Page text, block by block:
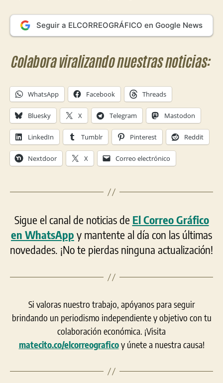
Seguir a ELCORREOGRÁFICO en Google News
Colabora viralizando nuestras noticias:
WhatsApp Facebook Threads
Bluesky X Telegram Mastodon
LinkedIn Tumblr Pinterest Reddit
Nextdoor X Correo electrónico
Sigue el canal de noticias de El Correo Gráfico
en WhatsApp y mantente al día con las últimas
novedades. ¡No te pierdas ninguna actualización!
Si valoras nuestro trabajo, apóyanos para seguir
brindando un periodismo independiente y objetivo con tu
colaboración económica. ¡Visita
matecito.co/elcorreograficoy únete a nuestra causa!